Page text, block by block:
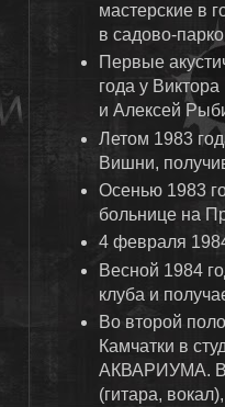
мастерские в
в садово-
Первые
года у
и Алексей
Летом 1983
Вишни,
Осенью 1983
больнице на
4 февраля
Весной 1984
клуба и
Во второй
Камчатки в
АКВАРИУМА.
(гитара,